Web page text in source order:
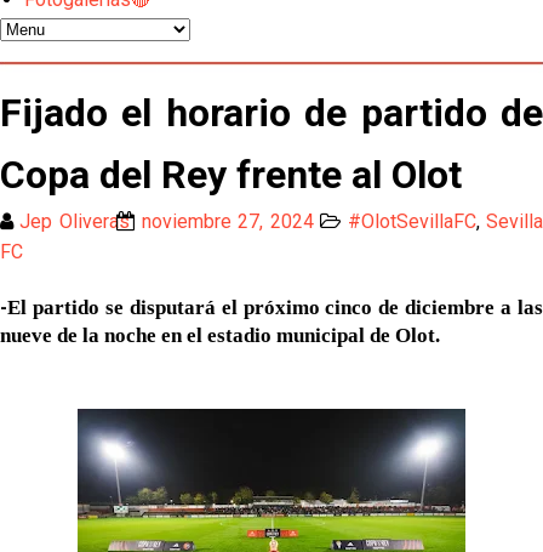
Nico Guillén:"Es importante que el equipo sea una
familia y se refleje en el campo"
El Sevilla oficializa el traspaso de Sow
Miguel Sierra: La temporada pasada se vio
reflejado que podemos tirar para delante y
trabajamos con ilusión
Diomande ya es madridista mientras Rodri agita el
OFICIAL | Juanlu se marcha al Bournemouth
Los posibles herederos del número 16 tras la
marcha de Juanlu
Alberto Flores, muy cerca de convertirse en nuevo
jugador del Granada CF
Fijado el horario de partido de
Copa del Rey frente al Olot
Jep Oliveras noviembre 27, 2024 #OlotSevillaFC,Sevilla
FC
-El partido se disputará el próximo cinco de diciembre a las
nueve de la noche en el estadio municipal de Olot.